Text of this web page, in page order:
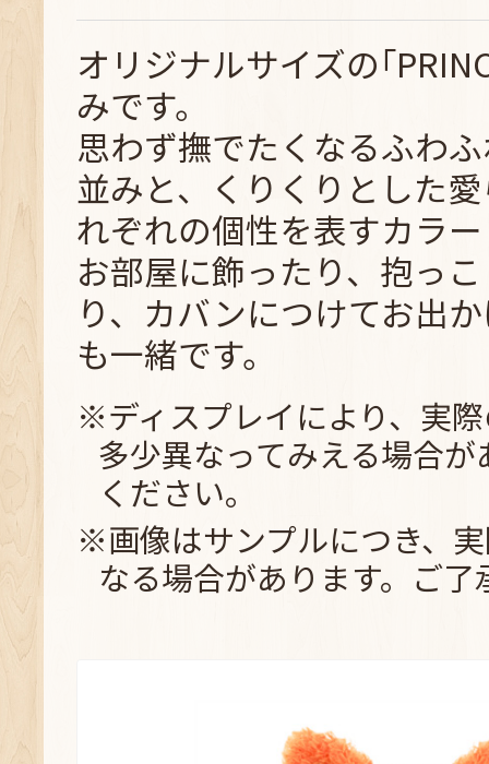
オリジナルサイズの｢
みです。
思わず撫でたくなるふわ
並みと、くりくりとした
れぞれの個性を表すカラ
お部屋に飾ったり、抱っ
り、カバンにつけてお出
も一緒です。
※ディスプレイにより、実
多少異なってみえる場合
ください。
※画像はサンプルにつき、
なる場合があります。ご